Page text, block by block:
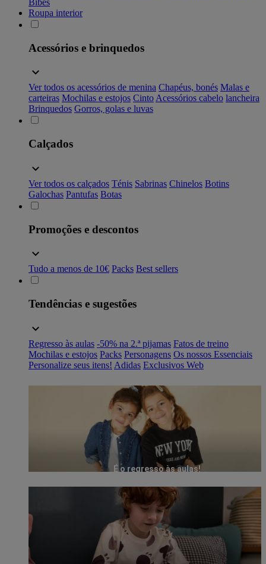
Bibes
Roupa interior
Acessórios e brinquedos
Ver todos os acessórios de menina Chapéus, bonés Malas e
carteiras Mochilas e estojos Cinto Acessórios cabelo lancheira
Brinquedos Gorros, golas e luvas
Calçados
Ver todos os calçados Ténis Sabrinas Chinelos Botins
Galochas Pantufas Botas
Promoções e descontos
Tudo a menos de 10€ Packs Best sellers
Tendências e sugestões
Regresso às aulas -50% na 2.ª pijamas Fatos de treino
Mochilas e estojos Packs Personagens Os nossos Essenciais
Personalize seus itens! Adidas Exclusivos Web
É o regresso às aulas!